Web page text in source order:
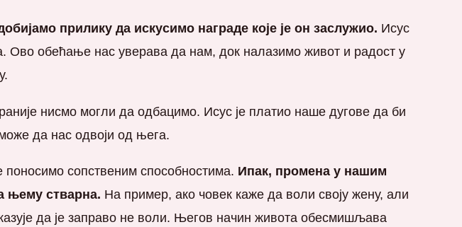
прилику да искусимо награде које је он заслужио. Исус
Ово обећање нас уверава да нам, док налазимо живот и радост у
нисмо могли да одбацимо. Исус је платио наше дугове да би
да нас одвоји од њега.
сопственим способностима. Ипак, промена у нашим
њему стварна. На пример, ако човек каже да воли своју жену, али
да је заправо не воли. Његов начин живота обесмишљава